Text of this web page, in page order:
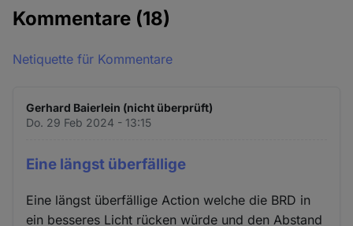
Kommentare (18)
Netiquette für Kommentare
Gerhard Baierlein (nicht überprüft)
Do. 29 Feb 2024 - 13:15
Eine längst überfällige
Eine längst überfällige Action welche die BRD in
ein besseres Licht rücken würde und den Abstand